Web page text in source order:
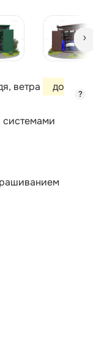
ветра
до
?
системами